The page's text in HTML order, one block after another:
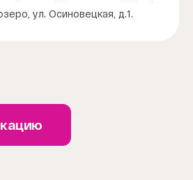
ул. Осиновецкая, д.1.